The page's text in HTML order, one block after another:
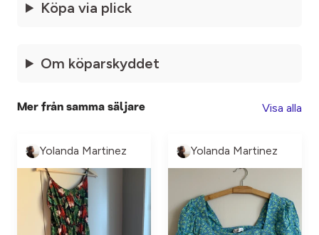
Köpa via plick
Om köparskyddet
Mer från samma säljare Visa alla
Yolanda Martinez Yolanda Martinez